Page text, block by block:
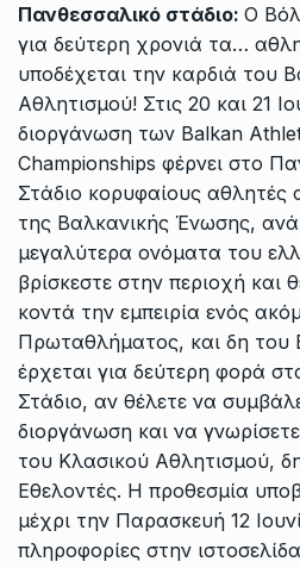
Πανθεσσαλικό στάδιο: Ο
για δεύτερη χρονιά τα…
υποδέχεται την καρδιά του
Αθλητισμού! Στις 20 και 21
διοργάνωση των Balkan
Championships φέρνει στο
Στάδιο κορυφαίους
της Βαλκανικής Ένωσης,
μεγαλύτερα ονόματα του
βρίσκεστε στην περιοχή και
κοντά την εμπειρία ενός
Πρωταθλήματος, και δη του
έρχεται για δεύτερη φορά
Στάδιο, αν θέλετε να
διοργάνωση και να
του Κλασικού Αθλητισμού,
Εθελοντές. Η προθεσμία
μέχρι την Παρασκευή 12
πληροφορίες στην